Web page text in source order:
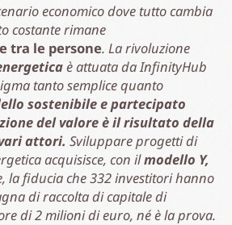
economico dove tutto cambia
costante rimane
tra le persone. La rivoluzione
è attuata da InfinityHub
tanto semplice quanto
sostenibile e partecipato
del valore è il risultato della
attori. Sviluppare progetti di
acquisisce, con ilmodello Y,
la fiducia che 332 investitori hanno
di raccolta di capitale di
di 2 milioni di euro, né è la prova.